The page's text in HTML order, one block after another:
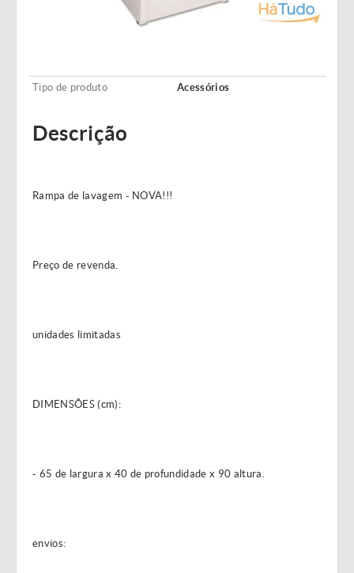
Tipo de produto Acessórios
Descrição
Rampa de lavagem - NOVA!!!
Preço de revenda.
unidades limitadas
DIMENSÕES (cm):
- 65 de largura x 40 de profundidade x 90 altura.
envios: